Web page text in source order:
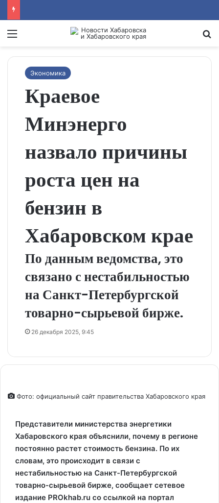
Menu
Экономика
Краевое
Минэнерго
назвало причины
роста цен на
бензин в
Хабаровском крае
По данным ведомства, это
связано с нестабильностью
на Санкт-Петербургской
товарно-сырьевой бирже.
26 декабря 2025, 9:45
Фото: официальный сайт правительства Хабаровского края
Представители министерства энергетики
Хабаровского края объяснили, почему в регионе
постоянно растет стоимость бензина. По их
словам, это происходит в связи с
нестабильностью на Санкт-Петербургской
товарно-сырьевой бирже, сообщает сетевое
издание PROkhab.ru со ссылкой на портал